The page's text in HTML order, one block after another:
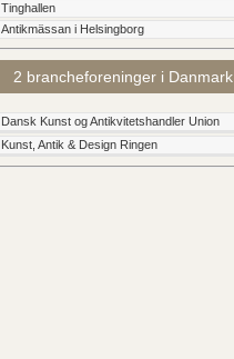
Tinghallen
Antikmässan i Helsingborg
2 brancheforeninger i Danmark
Dansk Kunst og Antikvitetshandler Union
Kunst, Antik & Design Ringen